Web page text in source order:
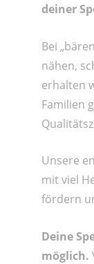
deiner
Bei
nähen,
erhalten
Familien
Unsere
mit viel
fördern
Deine
möglich.